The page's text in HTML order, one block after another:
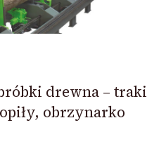
drewna – traki
obrzynarko